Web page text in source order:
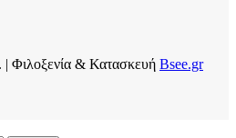
Φιλοξενία & Κατασκευή Bsee.gr